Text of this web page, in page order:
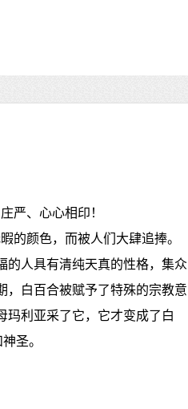
严、心心相印！
的颜色，而被人们大肆追捧。
的人具有清纯天真的性格，集众
，白百合被赋予了特殊的宗教意
玛利亚采了它，它才变成了白
圣。